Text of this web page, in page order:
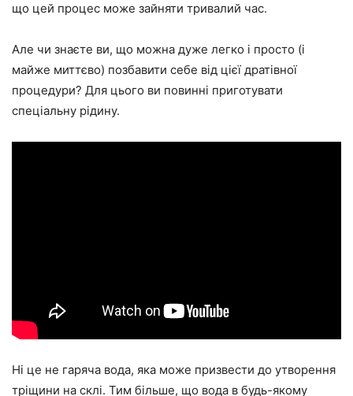
що цей процес може зайняти тривалий час.
Але чи знаєте ви, що можна дуже легко і просто (і
майже миттєво) позбавити себе від цієї дратівної
процедури? Для цього ви повинні приготувати
спеціальну рідину.
Ні це не гаряча вода, яка може призвести до утворення
тріщини на склі. Тим більше, що вода в будь-якому